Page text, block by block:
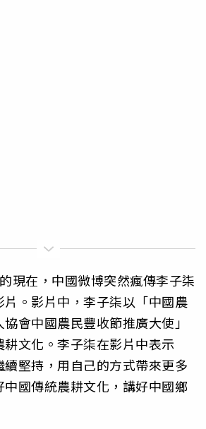
現在，中國微博突然瘋傳李子柒
。影片中，李子柒以「中國農
會中國農民豐收節推廣大使」
文化。李子柒在影片中表示
續堅持，用自己的方式帶來更多
國傳統農耕文化，講好中國鄉